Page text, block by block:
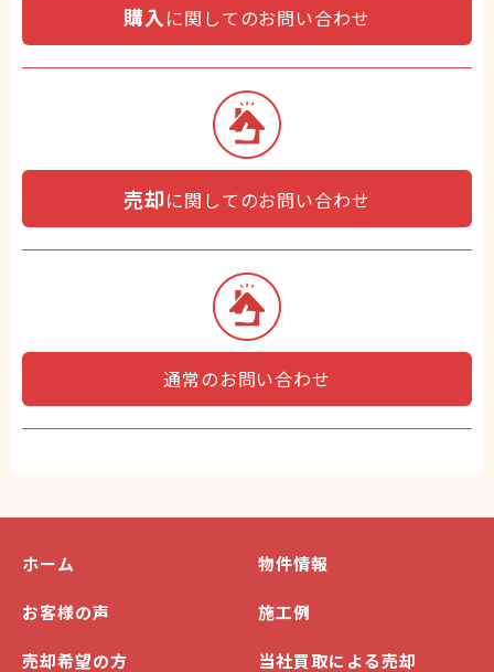
購入 に関してのお問い合わせ
売却に関してのお問い合わせ
通常のお問い合わせ
ホーム 物件情報
お客様の声 施工例
売却希望の方 当社買取による売却